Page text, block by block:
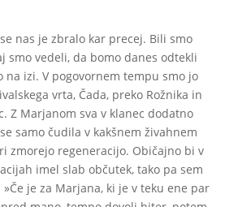
nas je zbralo kar precej. Bili smo
smo vedeli, da bomo danes odtekli
na izi. V pogovornem tempu smo jo
vrta, Čada, preko Rožnika in
Z Marjanom sva v klanec dodatno
samo čudila v kakšnem živahnem
zmorejo regeneracijo. Običajno bi v
imel slab občutek, tako pa sem
je za Marjana, ki je v teku ene par